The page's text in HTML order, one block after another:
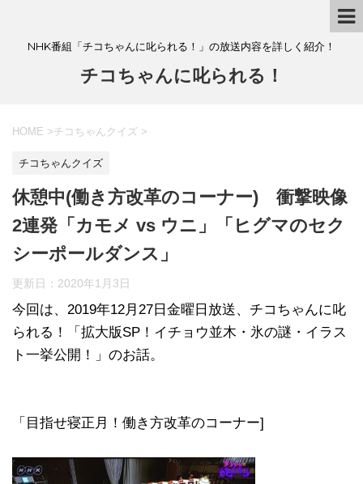
NHK番組「チコちゃんに叱られる！」の放送内容を詳しく紹介！
チコちゃんに叱られる！
HOME >チコちゃんクイズ >
チコちゃんクイズ
休憩中(働き方改革のコーナー) 衝撃映像
2連発「カモメ vs ウニ」「ヒグマのセク
シーポールダンス」
更新日： 2020年1月3日
今回は、2019年12月27日金曜日放送、チコちゃんに叱
られる！「拡大版SP！イチョウ並木・氷の謎・イラス
ト一挙公開！」のお話。
「目指せ寝正月！働き方改革のコーナー]